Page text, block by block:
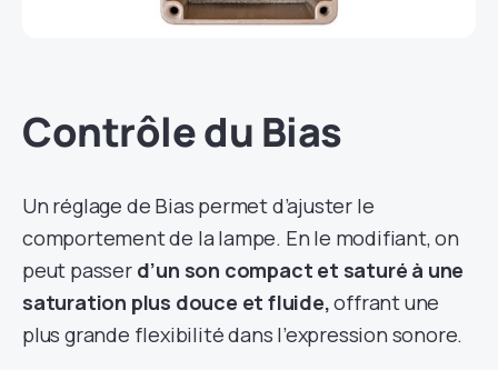
Contrôle du Bias
Un réglage de Bias permet d’ajuster le
comportement de la lampe. En le modifiant, on
peut passer d’un son compact et saturé à une
saturation plus douce et fluide,offrant une
plus grande flexibilité dans l’expression sonore.